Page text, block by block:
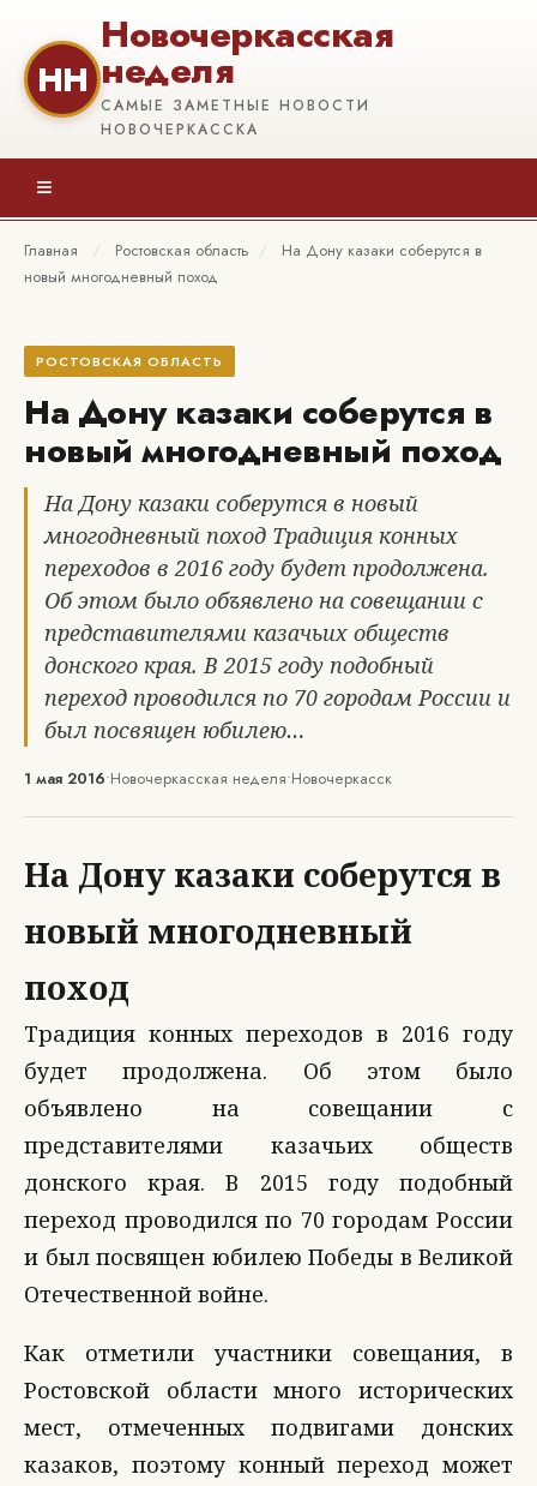
НН
Новочеркасская
неделя
САМЫЕ ЗАМЕТНЫЕ НОВОСТИ
НОВОЧЕРКАССКА
≡
Главная / Ростовская область /
На Дону казаки соберутся в
новый многодневный поход
РОСТОВСКАЯ ОБЛАСТЬ
На Дону казаки соберутся в
новый многодневный поход
На Дону казаки соберутся в новый
многодневный поход Традиция конных
переходов в 2016 году будет продолжена.
Об этом было объявлено на совещании с
представителями казачьих обществ
донского края. В 2015 году подобный
переход проводился по 70 городам России и
был посвящен юбилею…
1 мая 2016•Новочеркасская неделя•Новочеркасск
На Дону казаки соберутся в
новый многодневный
поход
Традиция конных переходов в 2016 году
будет продолжена. Об этом было
объявлено на совещании с
представителями казачьих обществ
донского края. В 2015 году подобный
переход проводился по 70 городам России
и был посвящен юбилею Победы в Великой
Отечественной войне.
Как отметили участники совещания, в
Ростовской области много исторических
мест, отмеченных подвигами донских
казаков, поэтому конный переход может